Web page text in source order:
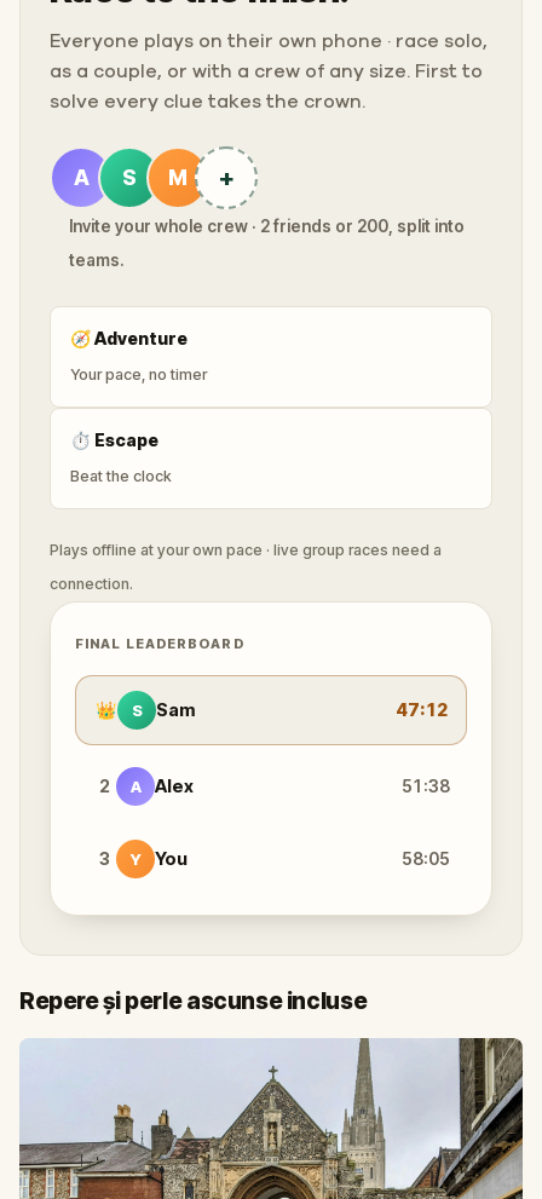
Everyone plays on their own phone · race solo,
as a couple, or with a crew of any size. First to
solve every clue takes the crown.
A S M +
Invite your whole crew · 2 friends or 200, split into
teams.
🧭Adventure
Your pace, no timer
⏱ Escape
Beat the clock
Plays offline at your own pace · live group races need a
connection.
FINAL LEADERBOARD
👑 S Sam 47:12
2 A Alex 51:38
3 Y You 58:05
Repere și perle ascunse incluse